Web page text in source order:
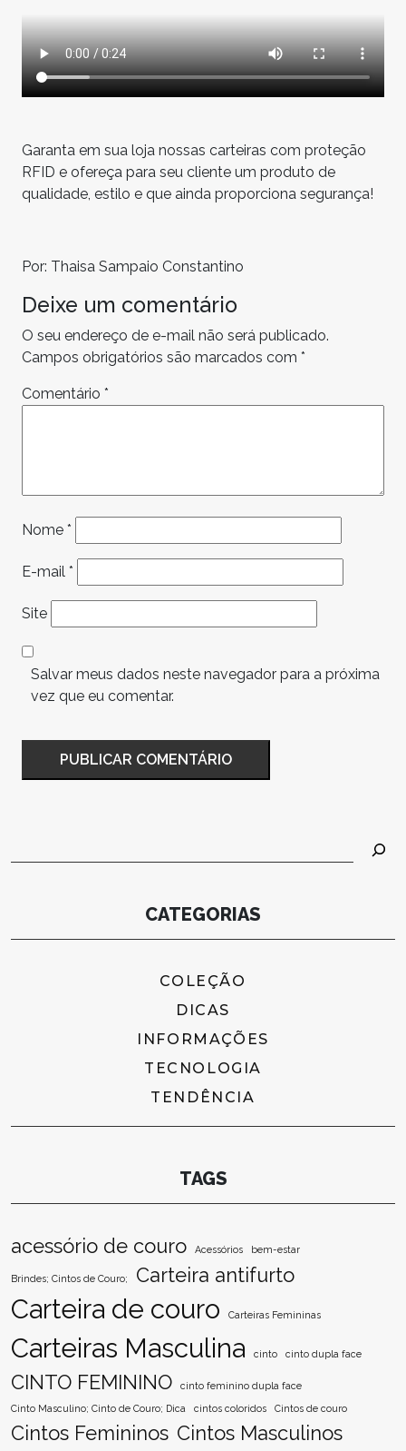
Garanta em sua loja nossas carteiras com proteção
RFID e ofereça para seu cliente um produto de
qualidade, estilo e que ainda proporciona segurança!
Por: Thaisa Sampaio Constantino
Deixe um comentário
O seu endereço de e-mail não será publicado.
Campos obrigatórios são marcados com *
Comentário *
Nome *
E-mail *
Site
Salvar meus dados neste navegador para a próxima
vez que eu comentar.
CATEGORIAS
COLEÇÃO
DICAS
INFORMAÇÕES
TECNOLOGIA
TENDÊNCIA
TAGS
acessório de couro Acessórios bem-estar
Brindes; Cintos de Couro; Carteira antifurto
Carteira de couro Carteiras Femininas
Carteiras Masculina cinto cinto dupla face
CINTO FEMININO cinto feminino dupla face
Cinto Masculino; Cinto de Couro; Dica cintos coloridos Cintos de couro
Cintos Femininos Cintos Masculinos